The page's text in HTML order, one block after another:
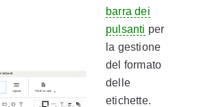
barra dei
pulsanti per
la gestione
del formato
delle
etichette.